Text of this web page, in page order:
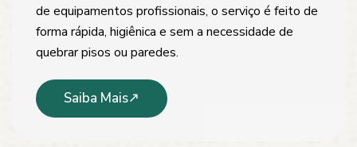
de equipamentos profissionais, o serviço é feito de
forma rápida, higiênica e sem a necessidade de
quebrar pisos ou paredes.
Saiba Mais